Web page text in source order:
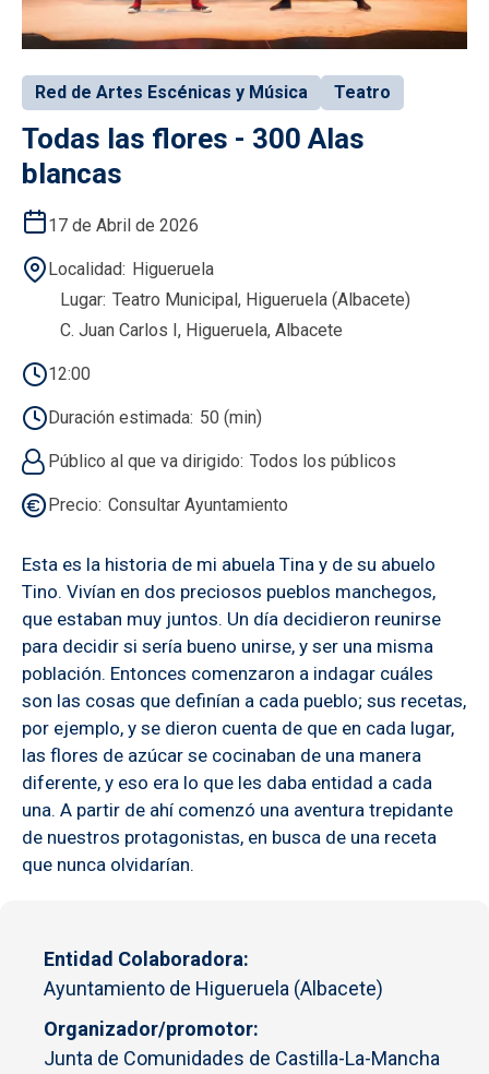
Red de Artes Escénicas y Música Teatro
Todas las flores - 300 Alas
blancas
17 de Abril de 2026
Localidad Higueruela
Lugar Teatro Municipal, Higueruela (Albacete)
C. Juan Carlos I, Higueruela, Albacete
12:00
Duración estimada 50 (min)
Público al que va dirigido Todos los públicos
Precio Consultar Ayuntamiento
Esta es la historia de mi abuela Tina y de su abuelo
Tino. Vivían en dos preciosos pueblos manchegos,
que estaban muy juntos. Un día decidieron reunirse
para decidir si sería bueno unirse, y ser una misma
población. Entonces comenzaron a indagar cuáles
son las cosas que definían a cada pueblo; sus recetas,
por ejemplo, y se dieron cuenta de que en cada lugar,
las flores de azúcar se cocinaban de una manera
diferente, y eso era lo que les daba entidad a cada
una. A partir de ahí comenzó una aventura trepidante
de nuestros protagonistas, en busca de una receta
que nunca olvidarían.
Entidad Colaboradora
Ayuntamiento de Higueruela (Albacete)
Organizador/promotor
Junta de Comunidades de Castilla-La-Mancha